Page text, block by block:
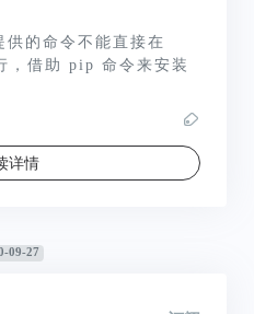
的命令不能直接在
，借助 pip 命令来安装
详情
09-27